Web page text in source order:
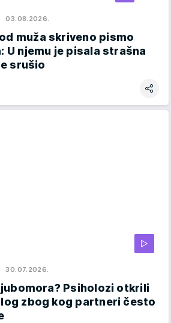
03.08.2026.
muža skriveno pismo
U njemu je pisala strašna
srušio
30.07.2026.
Psiholozi otkrili
zbog kog partneri često